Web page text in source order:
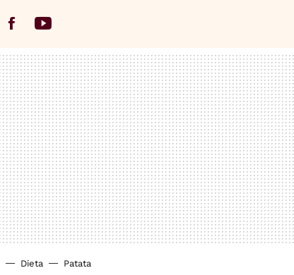
FacebookYoutube
Dieta Patata